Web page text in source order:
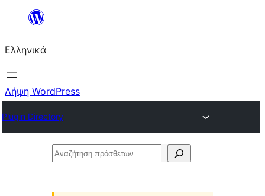
Μετάβαση
περιεχόμενο
Ελληνικά
Λήψη WordPress
Plugin Directory
Αναζήτηση